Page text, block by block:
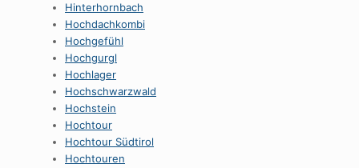
Hinterhornbach
Hochdachkombi
Hochgefühl
Hochgurgl
Hochlager
Hochschwarzwald
Hochstein
Hochtour
Hochtour Südtirol
Hochtouren